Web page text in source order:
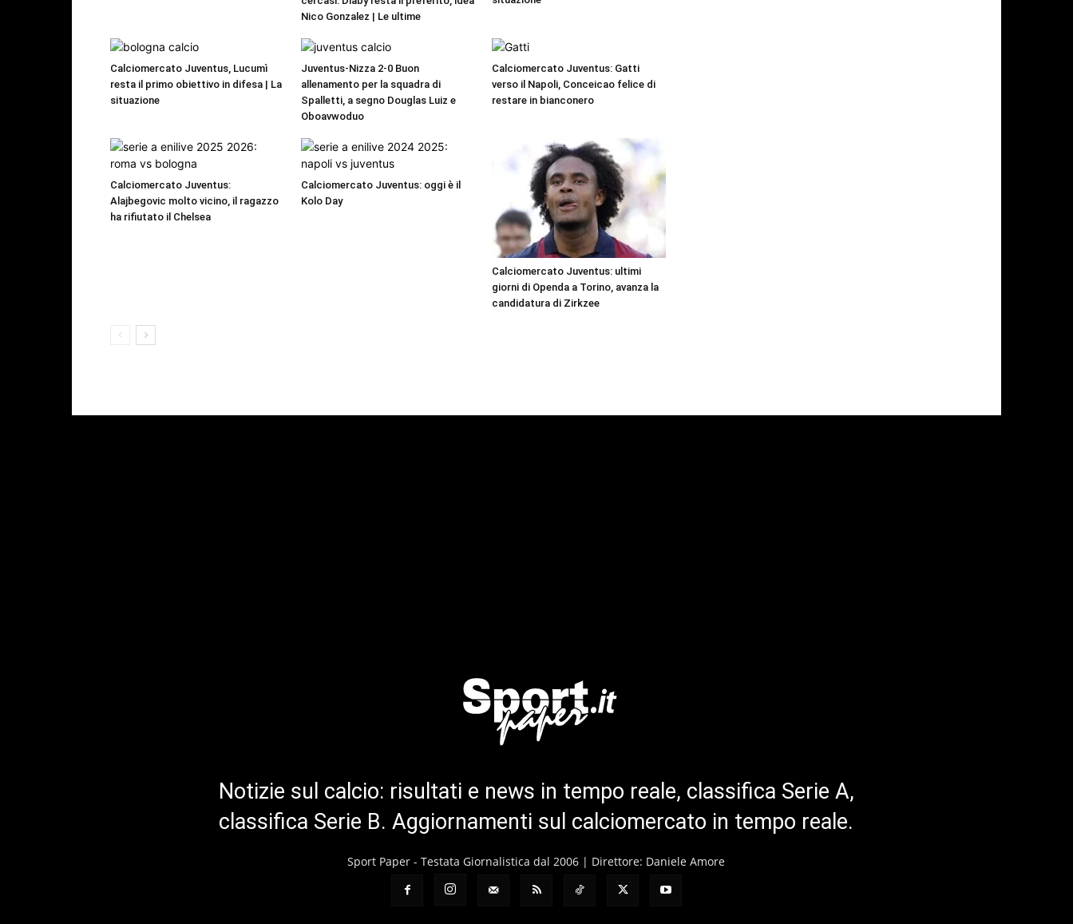
Nico Gonzalez | Le ultime
Calciomercato Juventus, Lucumì
resta il primo obiettivo in difesa | La
situazione
Juventus-Nizza 2-0 Buon
allenamento per la squadra di
Spalletti, a segno Douglas Luiz e
Oboavwoduo
Calciomercato Juventus: Gatti
verso il Napoli, Conceicao felice di
restare in bianconero
Calciomercato Juventus:
Alajbegovic molto vicino, il ragazzo
ha rifiutato il Chelsea
Calciomercato Juventus: oggi è il
Kolo Day
Calciomercato Juventus: ultimi
giorni di Openda a Torino, avanza la
candidatura di Zirkzee
Notizie sul calcio: risultati e news in tempo reale, classifica Serie A,
classifica Serie B. Aggiornamenti sul calciomercato in tempo reale.
Sport Paper - Testata Giornalistica dal 2006 | Direttore: Daniele Amore